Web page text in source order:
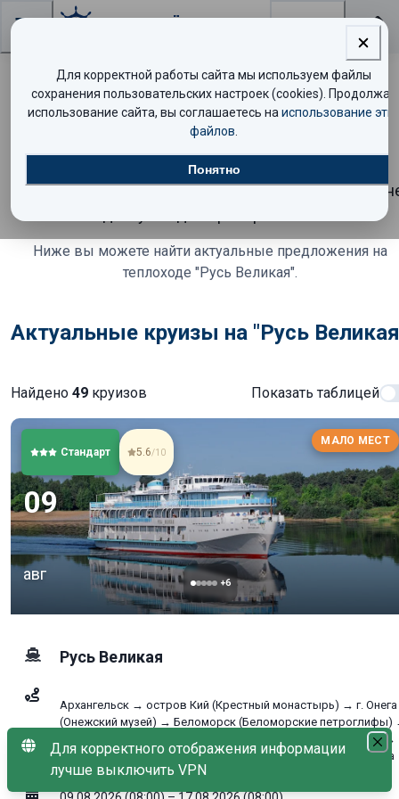
Круиз на теплоходе "Русь
Великая" завершён
К сожалению, этот круиз уже завершён и больше
Ниже вы можете найти актуальные предложения на
теплоходе "Русь Великая".
Актуальные круизы на "Русь
Найдено 49 круизов Показать таблицей
+6
Стандарт 5.6/10
МАЛО МЕСТ
09
авг
Русь Великая
Архангельск → остров Кий (Крестный монастырь) → г. Онега
(Онежский музей) → Беломорск (Беломорские петроглифы)
Сосновец → Повенец (Медвежьегорск / гора Воттоваара) →
Петрозаводск (Водопад Кивач) → Углич (Кремль) → Москва
Для корректной работы сайта мы используем файлы
сохранения пользовательских настроек (cookies). Продолжая
использование сайта, вы соглашаетесь на использование
файлов
Понятно
Для корректного отображения информации
лучше выключить VPN